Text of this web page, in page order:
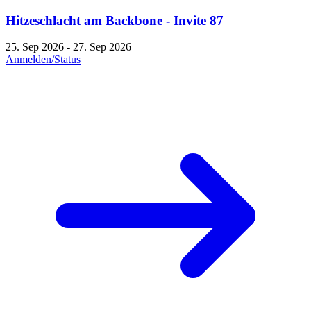
Hitzeschlacht am Backbone - Invite 87
25. Sep 2026 - 27. Sep 2026
Anmelden/Status